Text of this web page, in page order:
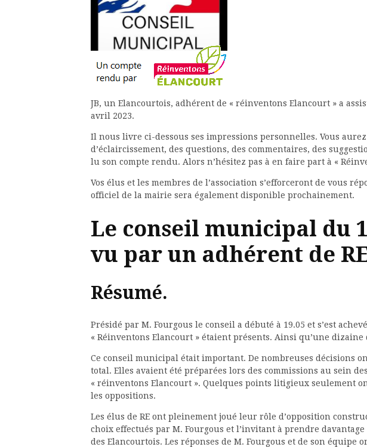
JB, un Elancourtois, adhérent de « réinventons Elancourt » a
avril 2023.
Il nous livre ci-dessous ses impressions personnelles. Vous
d’éclaircissement, des questions, des commentaires, des
lu son compte rendu. Alors n’hésitez pas à en faire part à «
Vos élus et les membres de l’association s’efforceront de vous
officiel de la mairie sera également disponible prochainement.
Le conseil municipal du
vu par un adhérent de
Résumé.
Présidé par M. Fourgous le conseil a débuté à 19.05 et s’est
« Réinventons Elancourt » étaient présents. Ainsi qu’une dizaine
Ce conseil municipal était important. De nombreuses décisions
total. Elles avaient été préparées lors des commissions au sein
« réinventons Elancourt ». Quelques points litigieux seulement
les oppositions.
Les élus de RE ont pleinement joué leur rôle d’opposition
choix effectués par M. Fourgous et l’invitant à prendre
des Elancourtois. Les réponses de M. Fourgous et de son équipe